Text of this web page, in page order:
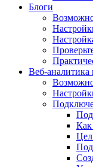
Блоги
Веб-аналитика